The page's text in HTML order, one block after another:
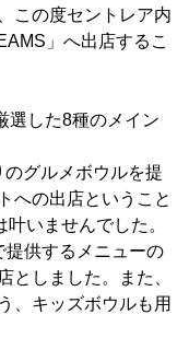
この度セントレア内
」へ出店するこ
選した8種のメイン
グルメボウルを提
への出店ということ
いませんでした。
提供するメニューの
としました。また、
、キッズボウルも用